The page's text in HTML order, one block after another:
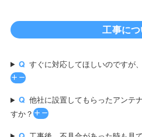
工事に
すぐに対応してほしいのですが
他社に設置してもらったアンテ
すか？